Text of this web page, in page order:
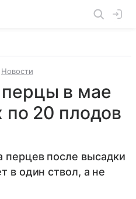
Новости
в мае
по 20 плодов
перцев после высадки
в один ствол, а не